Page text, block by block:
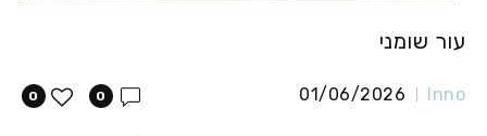
עור שומני
Inno
01/06/2026
0 0